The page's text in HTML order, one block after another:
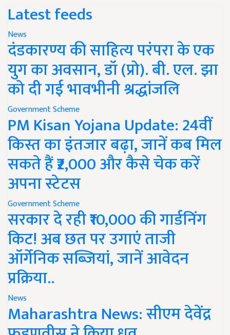
Latest feeds
News
दंडकारण्य की साहित्य परंपरा के एक
युग का अवसान, डॉ (प्रो). बी. एल. झा
को दी गई भावभीनी श्रद्धांजलि
Government Scheme
PM Kisan Yojana Update: 24वीं
किस्त का इंतजार बढ़ा, जानें कब मिल
सकते हैं ₹2,000 और कैसे चेक करें
अपना स्टेटस
Government Scheme
सरकार दे रही ₹10,000 की गार्डनिंग
किट! अब छत पर उगाएं ताजी
ऑर्गेनिक सब्जियां, जानें आवेदन
प्रक्रिया..
News
Maharashtra News: सीएम देवेंद्र